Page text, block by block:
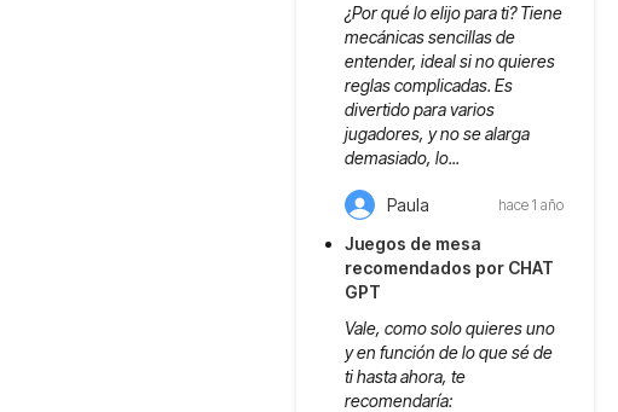
¿Por qué lo elijo para ti? Tiene
mecánicas sencillas de
entender, ideal si no quieres
reglas complicadas. Es
divertido para varios
jugadores, y no se alarga
demasiado, lo...
Paula hace 1 año
Juegos de mesa
recomendados por CHAT
GPT
Vale, como solo quieres uno
y en función de lo que sé de
ti hasta ahora, te
recomendaría: